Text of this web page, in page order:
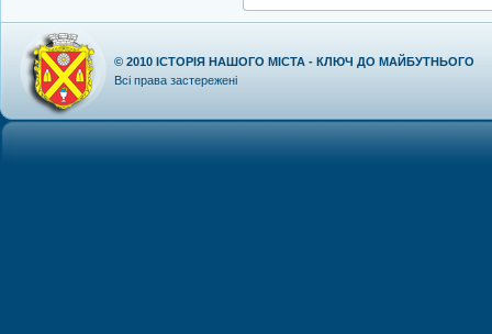
© 2010 ІСТОРІЯ НАШОГО МІСТА - КЛЮЧ ДО МАЙБУТНЬОГО
Всі права застережені